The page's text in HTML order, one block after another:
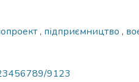
, підприємництво ,
9123